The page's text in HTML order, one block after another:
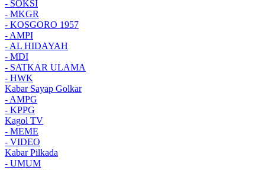
- SOKSI
- MKGR
- KOSGORO 1957
- AMPI
- AL HIDAYAH
- MDI
- SATKAR ULAMA
- HWK
Kabar Sayap Golkar
- AMPG
- KPPG
Kagol TV
- MEME
- VIDEO
Kabar Pilkada
- UMUM